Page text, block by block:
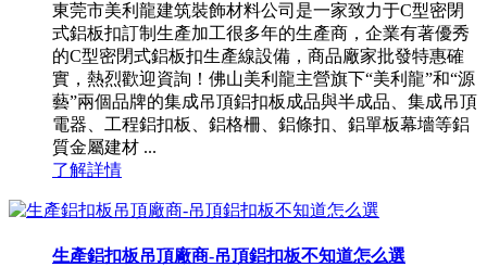
東莞市美利龍建筑裝飾材料公司是一家致力于C型密閉
式鋁板扣訂制生產加工很多年的生產商，企業有著優秀
的C型密閉式鋁板扣生產線設備，商品廠家批發特惠確
實，熱烈歡迎資詢！佛山美利龍主營旗下“美利龍”和“源
藝”兩個品牌的集成吊頂鋁扣板成品與半成品、集成吊頂
電器、工程鋁扣板、鋁格柵、鋁條扣、鋁單板幕墻等鋁
質金屬建材 ...
了解詳情
生產鋁扣板吊頂廠商-吊頂鋁扣板不知道怎么選